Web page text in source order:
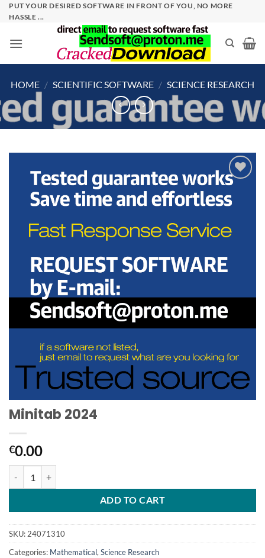
SkipPUT YOUR DESIRED SOFTWARE IN FRONT OF YOU, NO MORE
HASSLE ...
HOME / SCIENTIFIC SOFTWARE / SCIENCE RESEARCH
wishlist
Minitab 2024
€0.00
ADD TO CART
SKU: 24071310
Categories: Mathematical, Science Research